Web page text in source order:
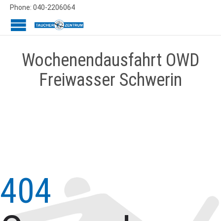
Phone: 040-2206064
Wochenendausfahrt OWD
Freiwasser Schwerin
404